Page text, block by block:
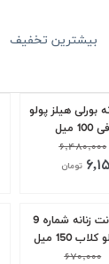
بیشترین تخفیف
بورلی هیلز پولو
میل
۶,۴۸۰,۰۰۰
تومان
اسپری دئودورانت زنانه شماره 9
150 میل
۶۷۰,۰۰۰